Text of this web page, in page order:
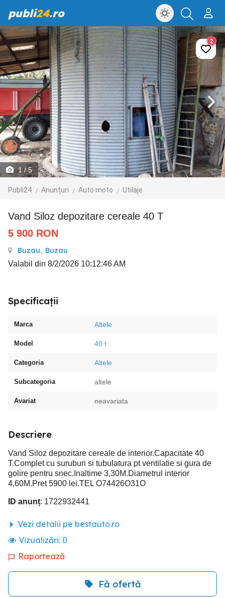
publi24.ro
1/ 5
Publi24 Anunțuri Auto moto Utilaje
2
Vand Siloz depozitare cereale 40 T
5 900 RON
Buzau, Buzau
Valabil din 8/2/2026 10:12:46 AM
Specificații
Marca Altele
Model 40 t
Categoria Altele
Subcategoria altele
Avariat neavariata
Descriere
Vand Siloz depozitare cereale de interior.Capacitate 40
T.Complet cu suruburi si tubulatura pt ventilatie si gura de
golire pentru snec.Inaltime 3,30M.Diametrul interior
4,60M.Pret 5900 lei.TEL O74426O31O
ID anunț: 1722932441
Vezi detalii pe bestauto.ro
Vizualizări: 0
Raportează
Fă ofertă